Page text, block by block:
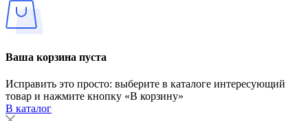
Ваша корзина пуста
Исправить это просто: выберите в каталоге интересующий
товар и нажмите кнопку «В корзину»
В каталог